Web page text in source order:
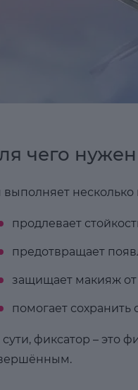
чего
продлевает
предотвращает
защищает макияж от
помогает
фиксатор – это